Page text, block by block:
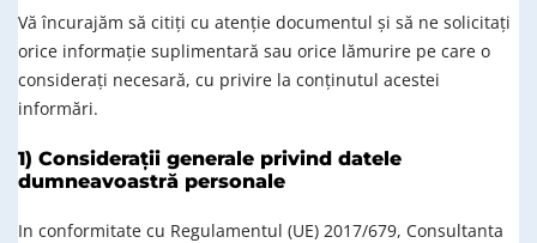
Vă încurajăm să citiți cu atenție documentul și să ne solicitați
orice informație suplimentară sau orice lămurire pe care o
considerați necesară, cu privire la conținutul acestei
informări.
1) Considerații generale privind datele
dumneavoastră personale
In conformitate cu Regulamentul (UE) 2017/679, Consultanta